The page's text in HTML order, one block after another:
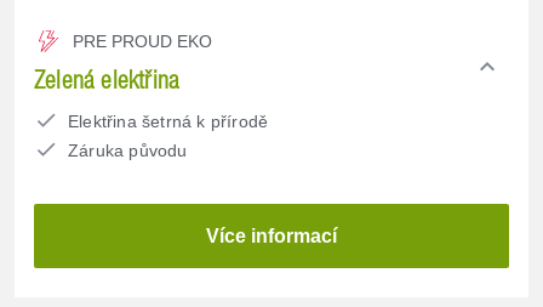
PRE PROUD EKO
Zelená elektřina expand_less
Elektřina šetrná k přírodě
Záruka původu
Více informací